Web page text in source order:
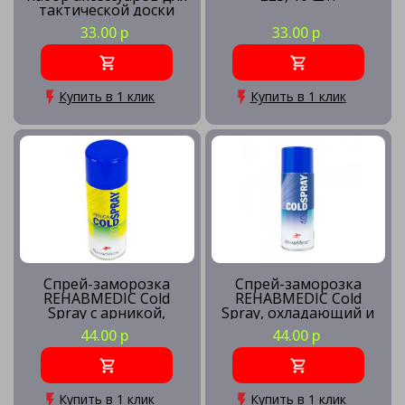
тактической доски
JOGEL JA-123
33.00 р
Купить в 1 клик
33.00 р
Купить в 1 клик
Спрей-заморозка
REHABMEDIC Cold
Spray c арникой,
охладающий и
обезболивающий,
арт.RMT040101, 400 мл
44.00 р
Купить в 1 клик
Спрей-заморозка
REHABMEDIC Cold
Spray, охладающий и
обезболивающий,
арт.RMT040100, 400 мл
44.00 р
Купить в 1 клик